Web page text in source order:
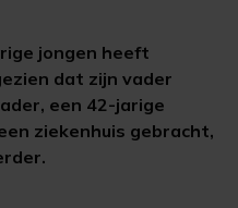
jongen heeft
dat zijn vader
een 42-jarige
ziekenhuis gebracht,